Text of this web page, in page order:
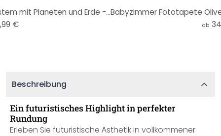
Kinder-Fototapete Sonnensystem mit Planeten und Erde - Ms Tiff - Rund - Selbstklebend/Vlies
€
ab
Beschreibung
Ein futuristisches Highlight in perfekter
Rundung
Erleben Sie futuristische Ästhetik in vollkommener